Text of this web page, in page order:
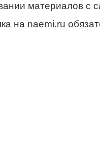
материалов с
на naemi.ru